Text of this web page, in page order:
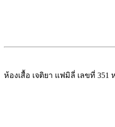
ห้องเสื้อ เจติยา แฟมิลี่ เลขที่ 351